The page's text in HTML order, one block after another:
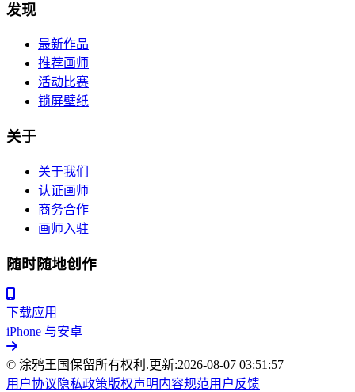
发现
最新作品
推荐画师
活动比赛
锁屏壁纸
关于
关于我们
认证画师
商务合作
画师入驻
随时随地创作
下载应用
iPhone 与安卓
© 涂鸦王国保留所有权利.更新:2026-08-07 03:51:57
用户协议 隐私政策版权声明内容规范用户反馈